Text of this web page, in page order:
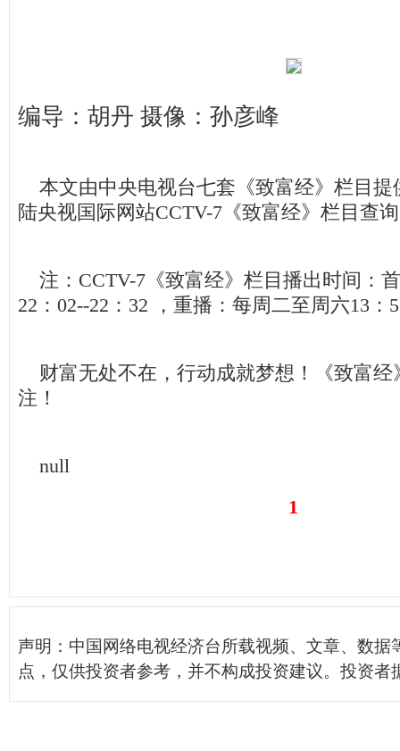
编导：胡丹 摄像：孙彦峰
本文由中央电视台七套《致富经》栏目提
陆央视国际网站CCTV-7《致富经》栏目查
注：CCTV-7《致富经》栏目播出时间：
22：02--22：32 ，重播：每周二至周六13
财富无处不在，行动成就梦想！《致富经
注！
null
1
声明：中国网络电视经济台所载视频、文章、数据
点，仅供投资者参考，并不构成投资建议。投资者